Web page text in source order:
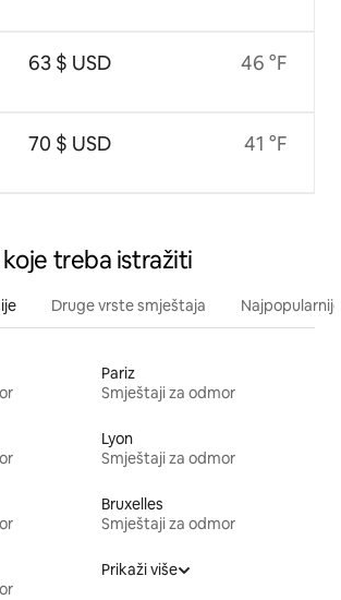
63 $ USD
70 $ USD
46 °F
41 °F
treba istražiti
Druge vrste smještaja
Pariz
Smještaji za odmor
Lyon
Smještaji za odmor
Bruxelles
Smještaji za odmor
Prikaži više